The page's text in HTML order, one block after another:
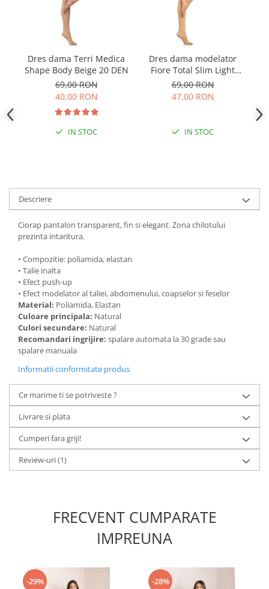
Dres dama Terri Medica
Shape Body Beige 20 DEN
69,00 RON
40,00 RON
IN STOC
Dres dama modelator
Fiore Total Slim Light
Natural 20 DEN
69,00 RON
47,00 RON
IN STOC
Descriere
Ciorap pantalon transparent, fin si elegant. Zona chilotului
prezinta intaritura.
• Compozitie: poliamida, elastan
• Talie inalta
• Efect push-up
• Efect modelator al taliei, abdomenului, coapselor si feselor
Material: Poliamida, Elastan
Culoare principala: Natural
Culori secundare: Natural
Recomandari ingrijire: spalare automata la 30 grade sau
spalare manuala
Informatii conformitate produs
Ce marime ti se potriveste ?
Livrare si plata
Cumperi fara griji!
Review-uri(1)
FRECVENT CUMPARATE
IMPREUNA
-29% -28%